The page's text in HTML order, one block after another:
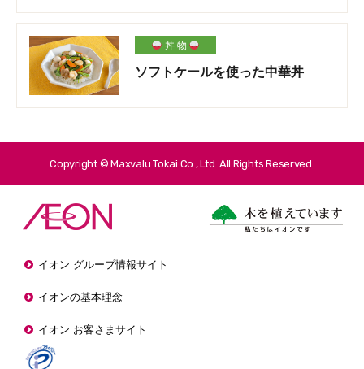
丼 物
ソフトケールを使った中華丼
Copyright © Maxvalu Tokai Co., Ltd. All Rights Reserved.
イオン グループ情報サイト
イオンの基本理念
イオン お客さまサイト